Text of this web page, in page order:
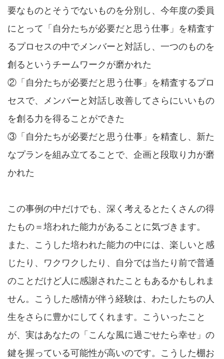
要なものとそうでないものを分別し、今年度の委員
にとって「自分たちが必要だと思う仕事」を精査す
るプロセスの中でメンバーと対話し、一つのものを
創るというチームワークが磨かれた
②「自分たちが必要だと思う仕事」を精査するプロ
セスで、メンバーと対話し改善してさらにいいもの
を創る力を得ることができた
③「自分たちが必要だと思う仕事」を精査し、新た
なプランを組み立てることで、企画と段取り力が磨
かれた
この事例の中だけでも、深く考えるとたくさんの得
たもの＝培われた能力があることに気づきます。
また、こうした培われた能力の中には、楽しいと感
じたり、ワクワクしたり、自分では当たり前で普通
のことだけど人に感謝されたこともあるかもしれま
せん。こうした感情が伴う経験は、わたしたちの人
生をさらに豊かにしてくれます。こういったこと
が、実はあなたの「こんな風に過ごせたら幸せ」の
鍵を握っている可能性が高いのです。こうした棚お